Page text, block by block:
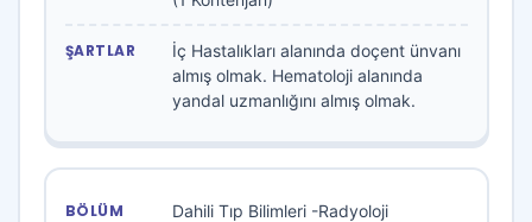
İç Hastalıkları alanında doçent ünvanı
almış olmak. Hematoloji alanında
yandal uzmanlığını almış olmak.
Dahili Tıp Bilimleri -Radyoloji